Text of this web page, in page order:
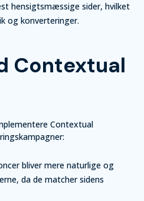
hensigtsmæssige sider, hvilket
og konverteringer.
Contextual
Contextual
bliver mere naturlige og
da de matcher sidens